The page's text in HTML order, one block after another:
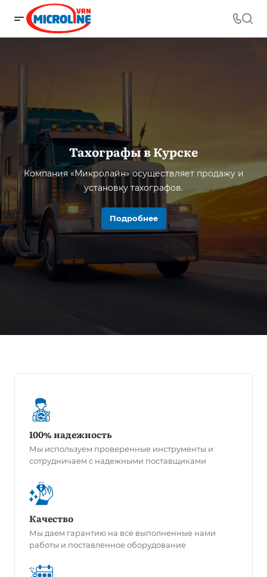
Тахографы в Курске
Компания «Микролайн» осуществляет продажу и
установку тахографов.
Подробнее
100% надежность
Мы используем проверенные инструменты и
сотрудничаем с надежными поставщиками
Качество
Мы даем гарантию на все выполненные нами
работы и поставленное оборудование